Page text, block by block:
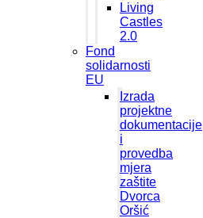
Living
Castles
2.0
Fond
solidarnosti
EU
Izrada
projektne
dokumentacije
i
provedba
mjera
zaštite
Dvorca
Oršić